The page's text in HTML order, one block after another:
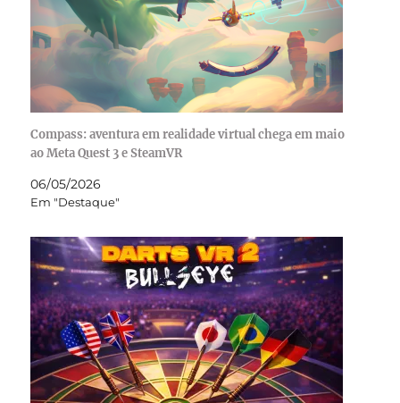
Compass: aventura em realidade virtual chega em maio
ao Meta Quest 3 e SteamVR
06/05/2026
Em "Destaque"